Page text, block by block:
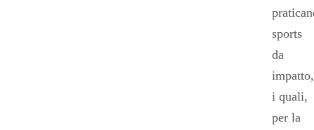
sports
da
impatto,
i quali,
per la